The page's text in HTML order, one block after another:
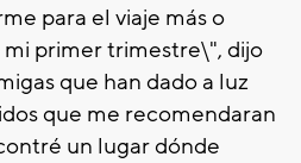
para el viaje más o
primer trimestre\", dijo
que han dado a luz
que me recomendaran
un lugar dónde